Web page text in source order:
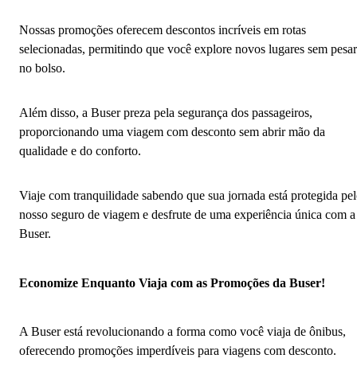
Nossas promoções oferecem descontos incríveis em rotas
selecionadas, permitindo que você explore novos lugares sem pesar
no bolso.
Além disso, a Buser preza pela segurança dos passageiros,
proporcionando uma viagem com desconto sem abrir mão da
qualidade e do conforto.
Viaje com tranquilidade sabendo que sua jornada está protegida
nosso seguro de viagem e desfrute de uma experiência única com a
Buser.
Economize Enquanto Viaja com as Promoções da Buser!
A Buser está revolucionando a forma como você viaja de ônibus,
oferecendo promoções imperdíveis para viagens com desconto.